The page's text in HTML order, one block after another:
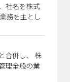
社名を株式
務を主とし
併し、
株
理全般の業